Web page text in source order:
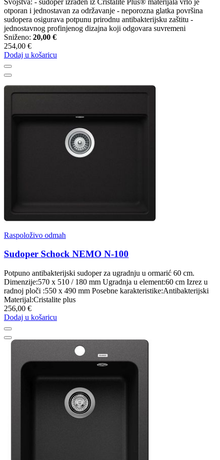
otporan i jednostavan za održavanje - neporozna glatka površina
sudopera osigurava potpunu prirodnu antibakterijsku zaštitu -
jednostavnog profinjenog dizajna koji odgovara suvremeni
Sniženo: 20,00 €
254,00 €
Dodaj u košaricu
Raspoloživo odmah
Sudoper Schock NEMO N-100
Potpuno antibakterijski sudoper za ugradnju u ormarić 60 cm.
Dimenzije:570 x 510 / 180 mm Ugradnja u element:60 cm Izrez u
radnoj ploči :550 x 490 mm Posebne karakteristike:Antibakterijski
Materijal:Cristalite plus
256,00 €
Dodaj u košaricu